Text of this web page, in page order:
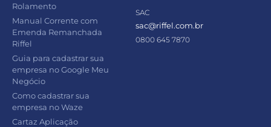
Rolamento
Manual Corrente com
Emenda Remanchada
Riffel
Guia para cadastrar sua
empresa no Google Meu
Negócio
Como cadastrar sua
empresa no Waze
Cartaz Aplicação
SAC
sac@riffel.com.br
0800 645 7870